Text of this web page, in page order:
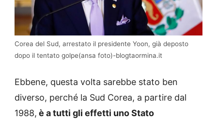
Corea del Sud, arrestato il presidente Yoon, già deposto
dopo il tentato golpe(ansa foto)-blogtaormina.it
Ebbene, questa volta sarebbe stato ben
diverso, perché la Sud Corea, a partire dal
1988, è a tutti gli effetti uno Stato